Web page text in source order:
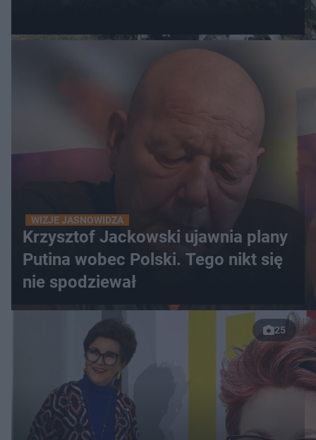
WIZJE JASNOWIDZA
Krzysztof Jackowski ujawnia plany
Putina wobec Polski. Tego nikt się
nie spodziewał
25